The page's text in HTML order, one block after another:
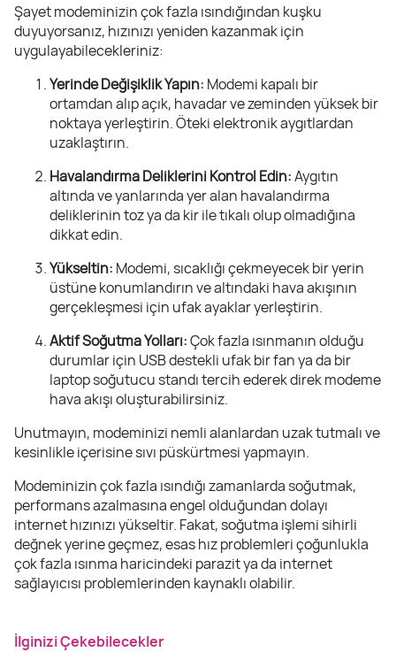
Şayet modeminizin çok fazla ısındığından kuşku
duyuyorsanız, hızınızı yeniden kazanmak için
uygulayabilecekleriniz:
Yerinde Değişiklik Yapın: Modemi kapalı bir
ortamdan alıp açık, havadar ve zeminden yüksek bir
noktaya yerleştirin. Öteki elektronik aygıtlardan
uzaklaştırın.
Havalandırma Deliklerini Kontrol Edin:Aygıtın
altında ve yanlarında yer alan havalandırma
deliklerinin toz ya da kir ile tıkalı olup olmadığına
dikkat edin.
Yükseltin: Modemi, sıcaklığı çekmeyecek bir yerin
üstüne konumlandırın ve altındaki hava akışının
gerçekleşmesi için ufak ayaklar yerleştirin.
Aktif Soğutma Yolları:Çok fazla ısınmanın olduğu
durumlar için USB destekli ufak bir fan ya da bir
laptop soğutucu standı tercih ederek direk modeme
hava akışı oluşturabilirsiniz.
Unutmayın, modeminizi nemli alanlardan uzak tutmalı ve
kesinlikle içerisine sıvı püskürtmesi yapmayın.
Modeminizin çok fazla ısındığı zamanlarda soğutmak,
performans azalmasına engel olduğundan dolayı
internet hızınızı yükseltir. Fakat, soğutma işlemi sihirli
değnek yerine geçmez, esas hız problemleri çoğunlukla
çok fazla ısınma haricindeki parazit ya da internet
sağlayıcısı problemlerinden kaynaklı olabilir.
İlginizi Çekebilecekler